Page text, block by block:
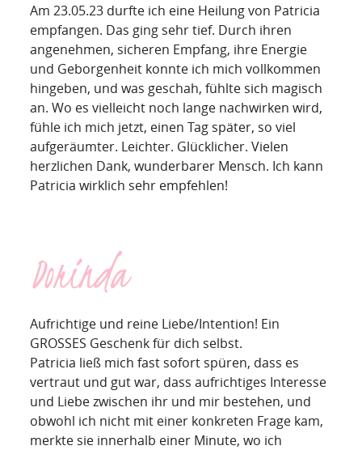
Am 23.05.23 durfte ich eine Heilung von Patricia
empfangen. Das ging sehr tief. Durch ihren
angenehmen, sicheren Empfang, ihre Energie
und Geborgenheit konnte ich mich vollkommen
hingeben, und was geschah, fühlte sich magisch
an. Wo es vielleicht noch lange nachwirken wird,
fühle ich mich jetzt, einen Tag später, so viel
aufgeräumter. Leichter. Glücklicher. Vielen
herzlichen Dank, wunderbarer Mensch. Ich kann
Patricia wirklich sehr empfehlen!
Dorinda
Aufrichtige und reine Liebe/Intention! Ein
GROSSES Geschenk für dich selbst.
Patricia ließ mich fast sofort spüren, dass es
vertraut und gut war, dass aufrichtiges Interesse
und Liebe zwischen ihr und mir bestehen, und
obwohl ich nicht mit einer konkreten Frage kam,
merkte sie innerhalb einer Minute, wo ich